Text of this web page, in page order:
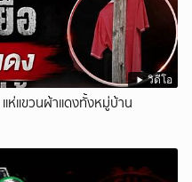
วิดีโอ
ห่แขวนผ้าแดงทั้งหมู่บ้าน